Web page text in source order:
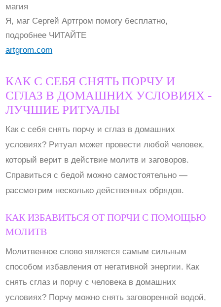
магия
Я, маг Сергей Артгром помогу бесплатно,
подробнее ЧИТАЙТЕ
artgrom.com
КАК С СЕБЯ СНЯТЬ ПОРЧУ И
СГЛАЗ В ДОМАШНИХ УСЛОВИЯХ -
ЛУЧШИЕ РИТУАЛЫ
Как с себя снять порчу и сглаз в домашних
условиях? Ритуал может провести любой человек,
который верит в действие молитв и заговоров.
Справиться с бедой можно самостоятельно —
рассмотрим несколько действенных обрядов.
КАК ИЗБАВИТЬСЯ ОТ ПОРЧИ С ПОМОЩЬЮ
МОЛИТВ
Молитвенное слово является самым сильным
способом избавления от негативной энергии. Как
снять сглаз и порчу с человека в домашних
условиях? Порчу можно снять заговоренной водой,